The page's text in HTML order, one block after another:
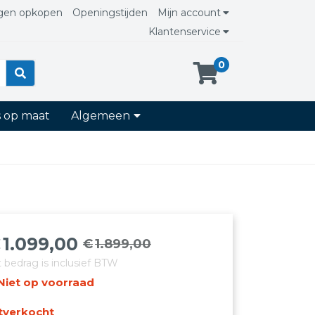
opkopen Openingstijden
Mijn account
Klantenservice
0
op maat Algemeen
€1.899,00
1.099,00
bedrag is inclusief BTW
op voorraad